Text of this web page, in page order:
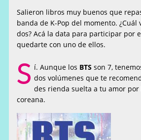
Salieron libros muy buenos que
banda de K-Pop del momento. ¿Cuál
dos? Acá la data para participar por
quedarte con uno de ellos.
S í. Aunque los BTS son 7,
dos volúmenes que te
des rienda suelta a tu amor por
coreana.